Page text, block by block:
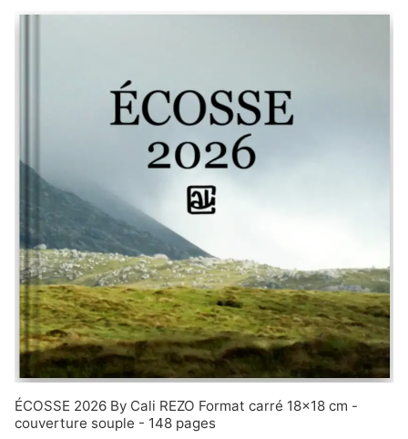
ÉCOSSE 2026 By Cali REZO Format carré 18x18 cm -
couverture souple - 148 pages